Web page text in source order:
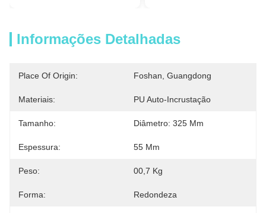
Informações Detalhadas
Place Of Origin: Foshan, Guangdong
Materiais: PU Auto-Incrustação
Tamanho: Diâmetro: 325 Mm
Espessura: 55 Mm
Peso: 00,7 Kg
Forma: Redondeza